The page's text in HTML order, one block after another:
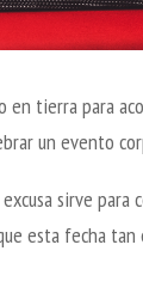
en tierra para
un evento
sirve para
esta fecha tan